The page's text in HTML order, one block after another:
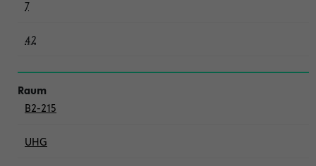
7
42
B2-215
UHG